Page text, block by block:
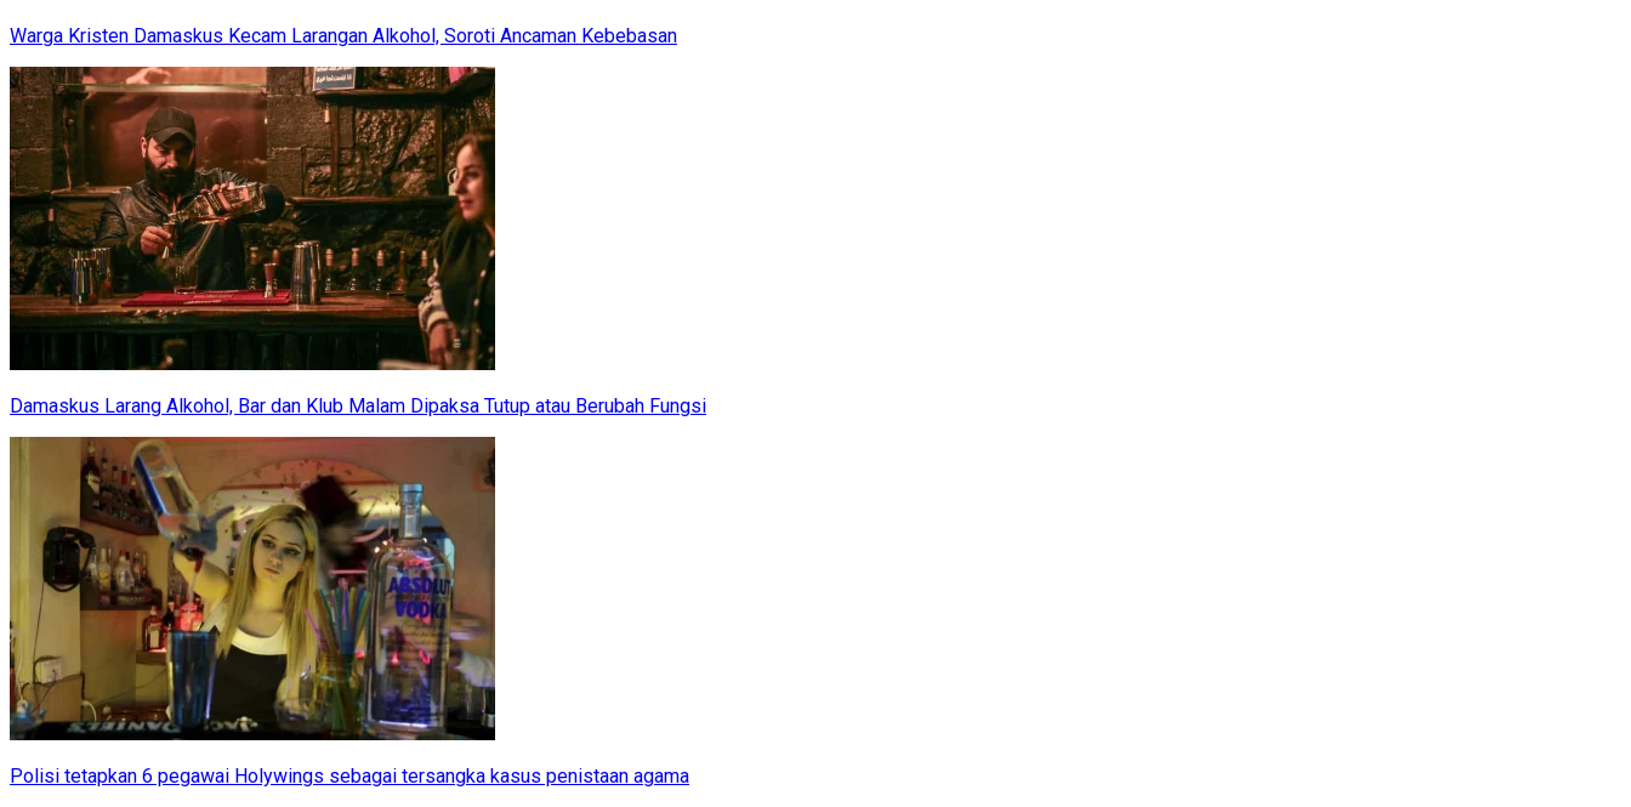
Warga Kristen Damaskus Kecam Larangan Alkohol, Soroti Ancaman Kebebasan
Damaskus Larang Alkohol, Bar dan Klub Malam Dipaksa Tutup atau Berubah Fungsi
Polisi tetapkan 6 pegawai Holywings sebagai tersangka kasus penistaan agama